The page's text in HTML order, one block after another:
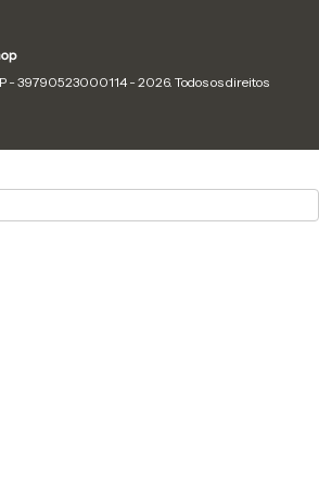
- 39790523000114 - 2026. Todos os direitos